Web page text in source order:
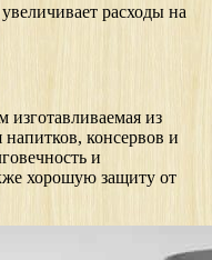
расходы на
изготавливаемая из
консервов и
и
хорошую защиту от